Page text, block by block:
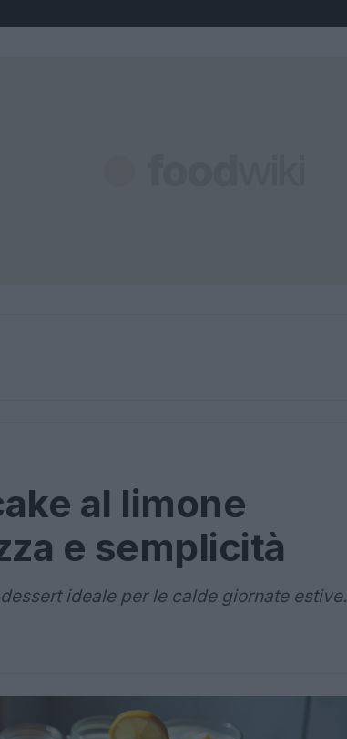
al limone
e semplicità
ideale per le calde giornate estive.